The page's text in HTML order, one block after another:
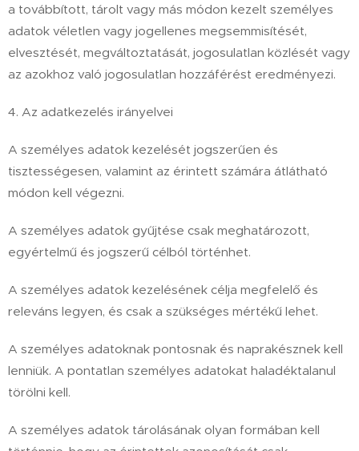
a továbbított, tárolt vagy más módon kezelt személyes
adatok véletlen vagy jogellenes megsemmisítését,
elvesztését, megváltoztatását, jogosulatlan közlését vagy
az azokhoz való jogosulatlan hozzáférést eredményezi.
4. Az adatkezelés irányelvei
A személyes adatok kezelését jogszerűen és
tisztességesen, valamint az érintett számára átlátható
módon kell végezni.
A személyes adatok gyűjtése csak meghatározott,
egyértelmű és jogszerű célból történhet.
A személyes adatok kezelésének célja megfelelő és
releváns legyen, és csak a szükséges mértékű lehet.
A személyes adatoknak pontosnak és naprakésznek kell
lenniük. A pontatlan személyes adatokat haladéktalanul
törölni kell.
A személyes adatok tárolásának olyan formában kell